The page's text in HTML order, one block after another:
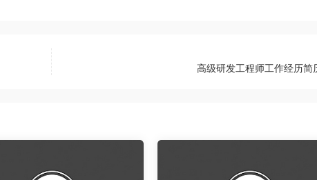
高级研发工程师工作经历简